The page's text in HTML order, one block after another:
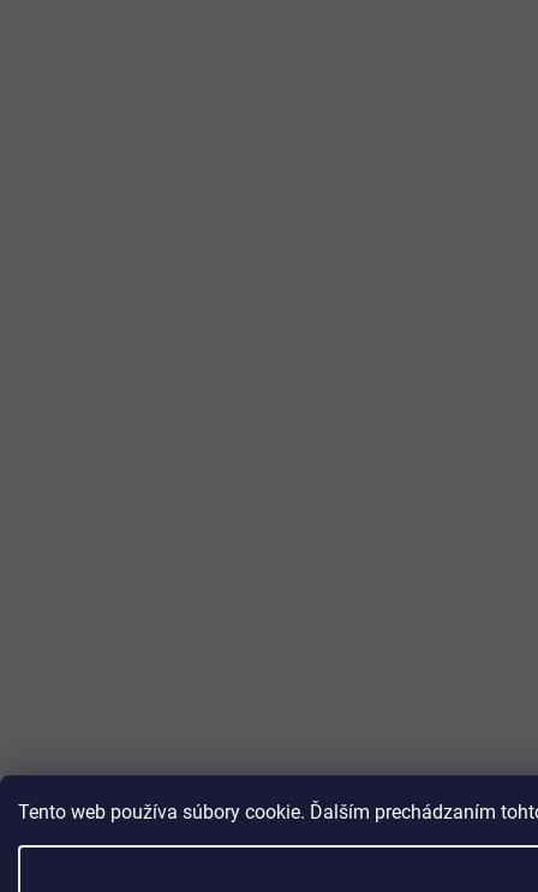
Tento web používa súbory cookie. Ďalším prechádzaním